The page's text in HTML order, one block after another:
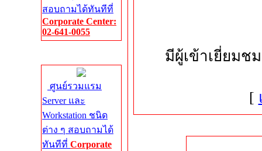
สอบถามได้ทันทีที่
Corporate Center:
02-641-0055
ศูนย์รวมแรม
Server และ
Workstation ชนิด
ต่าง ๆ สอบถามได้
ทันทีที่ Corporate
มีผู้เข้าเยี่ยมช
[